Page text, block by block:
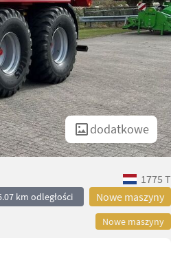
dodatkowe
1775 T
km odległości Nowe maszyny
Nowe maszyny